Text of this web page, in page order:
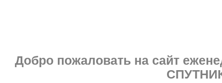
Добро пожаловать на сайт